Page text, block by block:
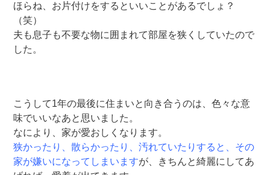
ほらね、お片付けをするといいことがあるでしょ？
（笑）
夫も息子も不要な物に囲まれて部屋を狭くしていたので
した。
こうして1年の最後に住まいと向き合うのは、色々な意
味でいいなあと思いました。
なにより、家が愛おしくなります。
狭かったり、散らかったり、汚れていたりすると、その
家が嫌いになってしまいますが、きちんと綺麗にしてあ